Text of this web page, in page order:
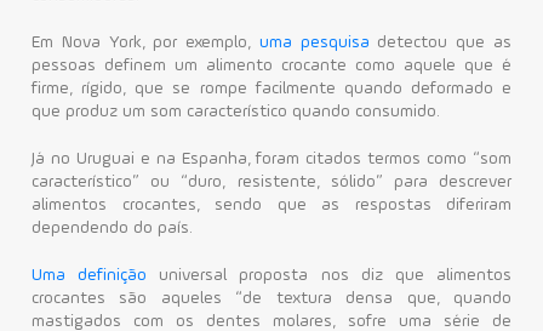
Em Nova York, por exemplo, uma pesquisa detectou que as
pessoas definem um alimento crocante como aquele que é
firme, rígido, que se rompe facilmente quando deformado e
que produz um som característico quando consumido.
Já no Uruguai e na Espanha, foram citados termos como “som
característico” ou “duro, resistente, sólido” para descrever
alimentos crocantes, sendo que as respostas diferiram
dependendo do país.
Uma definição universal proposta nos diz que alimentos
crocantes são aqueles “de textura densa que, quando
mastigados com os dentes molares, sofre uma série de